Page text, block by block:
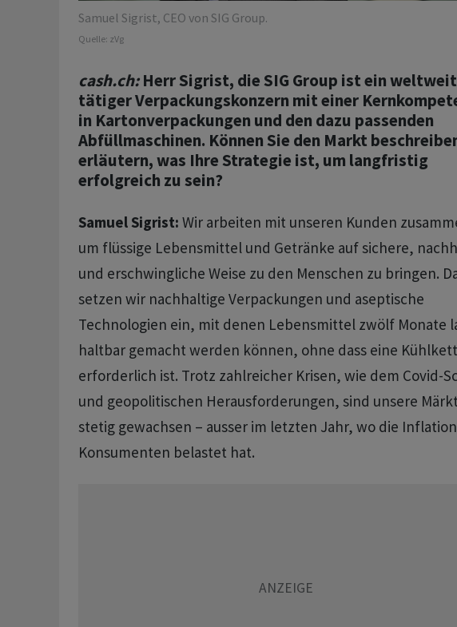
Samuel Sigrist, CEO von SIG Group.
Quelle: zVg
cash.ch:Herr Sigrist, die SIG Group ist ein weltweit
tätiger Verpackungskonzern mit einer
in Kartonverpackungen und den dazu passenden
Abfüllmaschinen. Können Sie den Markt
erläutern, was Ihre Strategie ist, um langfristig
erfolgreich zu sein?
Samuel Sigrist: Wir arbeiten mit unseren Kunden
um flüssige Lebensmittel und Getränke auf sichere,
und erschwingliche Weise zu den Menschen zu bringen.
setzen wir nachhaltige Verpackungen und aseptische
Technologien ein, mit denen Lebensmittel zwölf Monate
haltbar gemacht werden können, ohne dass eine
erforderlich ist. Trotz zahlreicher Krisen, wie dem Covid-
und geopolitischen Herausforderungen, sind unsere
stetig gewachsen – ausser im letzten Jahr, wo die
Konsumenten belastet hat.